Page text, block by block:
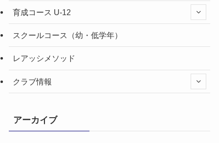
育成コース U-12
スクールコース（幼・低学年）
レアッシメソッド
クラブ情報
アーカイブ